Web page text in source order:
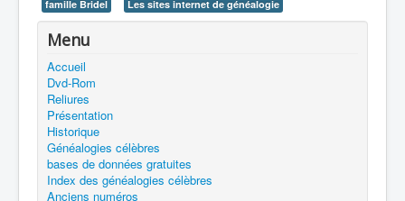
famille Bridel
Les sites internet de généalogie
Menu
Accueil
Dvd-Rom
Reliures
Présentation
Historique
Généalogies célèbres
bases de données gratuites
Index des généalogies célèbres
Anciens numéros